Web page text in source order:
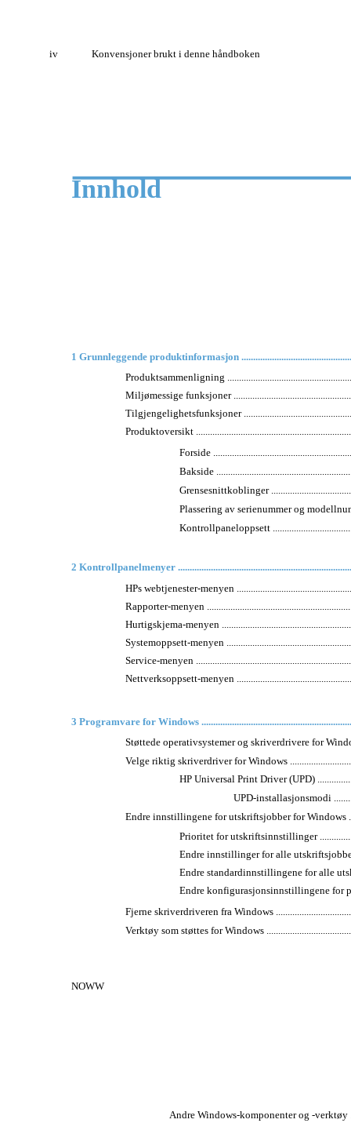
iv Konvensjoner brukt i denne håndboken
Innhold
1 Grunnleggende produktinformasjon
Produktsammenligning
Miljømessige funksjoner
Tilgjengelighetsfunksjoner
Produktoversikt
Forside
Bakside
Grensesnittkoblinger
Plassering av serienummer og
Kontrollpaneloppsett
2 Kontrollpanelmenyer
HPs webtjenester-menyen
Rapporter-menyen
Hurtigskjema-menyen
Systemoppsett-menyen
Service-menyen
Nettverksoppsett-menyen
3 Programvare for Windows
Støttede operativsystemer og skriverdrivere for
Velge riktig skriverdriver for Windows
HP Universal Print Driver (UPD)
UPD-installasjonsmodi
Endre innstillingene for utskriftsjobber for Windows
Prioritet for utskriftsinnstillinger
Endre innstillinger for alle
Endre standardinnstillingene for alle
Endre konfigurasjonsinnstillingene for
Fjerne skriverdriveren fra Windows
Verktøy som støttes for Windows
NOWW
Andre Windows-komponenter og -verktøy